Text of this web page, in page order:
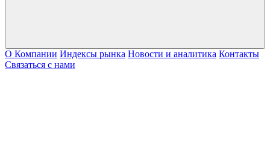
О Компании Индексы рынка Новости и аналитика Контакты
Связаться с нами